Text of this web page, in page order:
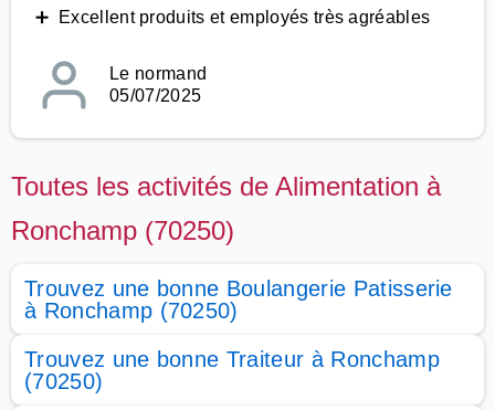
➕ Excellent produits et employés très agréables
Le normand
05/07/2025
Toutes les activités de Alimentation à
Ronchamp (70250)
Trouvez une bonne Boulangerie Patisserie
à Ronchamp (70250)
Trouvez une bonne Traiteur à Ronchamp
(70250)